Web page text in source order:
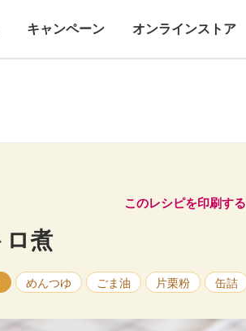
キャンペーン オンラインストア
このレシピを印刷する
ロ煮
めんつゆ ごま油 片栗粉 缶詰